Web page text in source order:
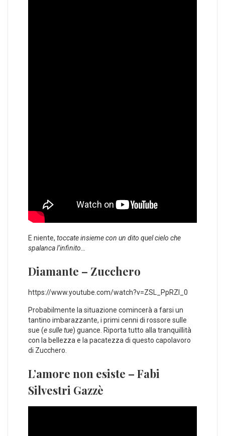
E niente, toccate insieme con un dito quel cielo che
spalanca l’infinito…
Diamante – Zucchero
https://www.youtube.com/watch?v=ZSL_PpRZI_0
Probabilmente la situazione comincerà a farsi un
tantino imbarazzante, i primi cenni di rossore sulle
sue (e sulle tue) guance. Riporta tutto alla tranquillità
con la bellezza e la pacatezza di questo capolavoro
di Zucchero.
L’amore non esiste – Fabi
Silvestri Gazzè